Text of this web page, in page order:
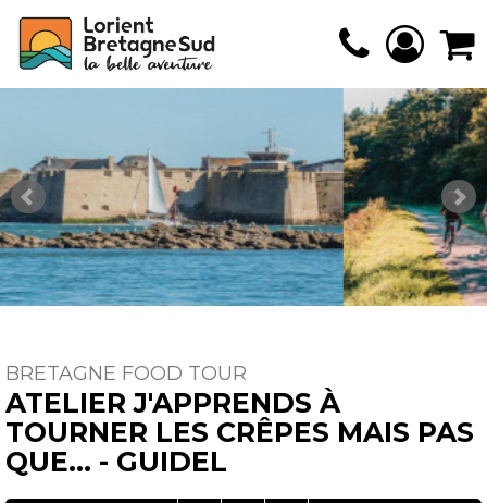
ATELIER J'APPRENDS À
TOURNER LES CRÊPES MAIS PAS
QUE... - GUIDEL
BRETAGNE FOOD TOUR